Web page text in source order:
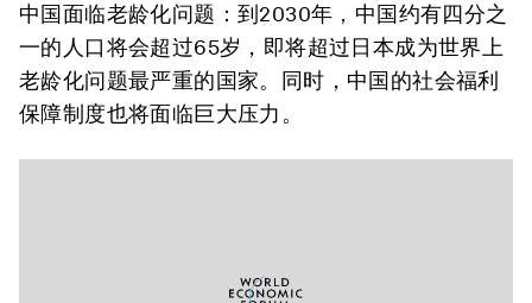
中国面临老龄化问题：到2030年，中国约有四分之
一的人口将会超过65岁，即将超过日本成为世界上
老龄化问题最严重的国家。同时，中国的社会福利
保障制度也将面临巨大压力。